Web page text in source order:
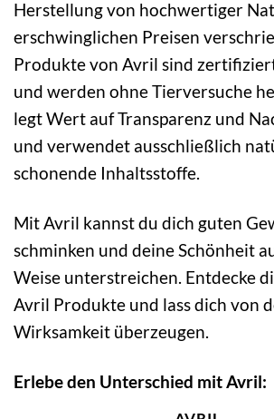
Herstellung von hochwertiger
erschwinglichen Preisen
Produkte von Avril sind
und werden ohne Tierversuche
legt Wert auf Transparenz und
und verwendet ausschließlich
schonende Inhaltsstoffe.
Mit Avril kannst du dich guten
schminken und deine Schönheit
Weise unterstreichen. Entdecke
Avril Produkte und lass dich von
Wirksamkeit überzeugen.
Erlebe den Unterschied mit Avril: